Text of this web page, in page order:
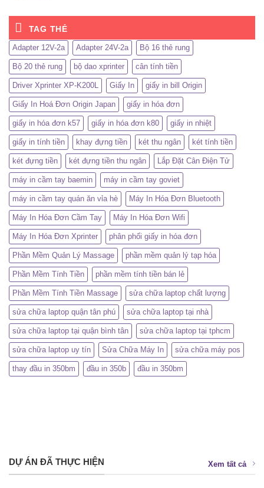
5 sao
TAG THẺ
Adapter 12V-2a Adapter 24V-2a Bộ 16 thẻ rung
Bộ 20 thẻ rung bộ dao xprinter cân tính tiền
Driver Xprinter XP-K200L Giấy In giấy in bill Origin
Giấy In Hoá Đơn Origin Japan giấy in hóa đơn
giấy in hóa đơn k57 giấy in hóa đơn k80 giấy in nhiệt
giấy in tính tiền khay đựng tiền két thu ngân két tính tiền
két đựng tiền két đựng tiền thu ngân Lắp Đặt Cân Điện Tử
máy in cầm tay baemin máy in cầm tay goviet
máy in cầm tay quán ăn vỉa hè Máy In Hóa Đơn Bluetooth
Máy In Hóa Đơn Cầm Tay Máy In Hóa Đơn Wifi
Máy In Hóa Đơn Xprinter phân phối giấy in hóa đơn
Phần Mềm Quản Lý Massage phần mềm quản lý tạp hóa
Phần Mềm Tính Tiền phần mềm tính tiền bán lẻ
Phần Mềm Tính Tiền Massage sửa chữa laptop chất lượng
sửa chữa laptop quận tân phú sửa chữa laptop tại nhà
sửa chữa laptop tại quận bình tân sửa chữa laptop tại tphcm
sửa chữa laptop uy tín Sửa Chữa Máy In sửa chữa máy pos
thay đầu in 350bm đầu in 350b đầu in 350bm
DỰ ÁN ĐÃ THỰC HIỆN Xem tất cả